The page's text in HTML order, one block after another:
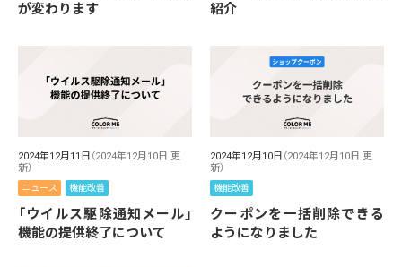
が変わります
紹介
2024年12月11日 （2024年12月10日 更
新）
ニュース 機能改善
「ウイルス駆除通知メール」
機能の提供終了について
2024年12月10日 （2024年12月10日 更
新）
機能改善
クーポンを一括削除できる
ようになりました